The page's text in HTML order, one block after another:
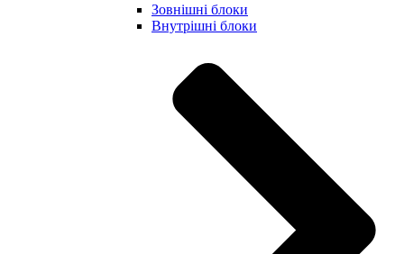
Зовнішні блоки
Внутрішні блоки